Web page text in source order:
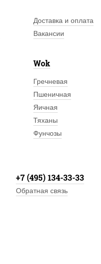
Доставка и оплата
Вакансии
Wok
Гречневая
Пшеничная
Яичная
Тяханы
Фунчозы
+7 (495) 134-33-33
Обратная связь